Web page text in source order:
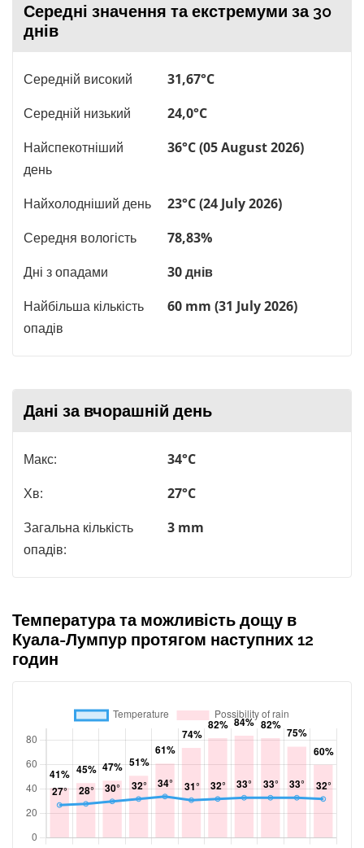
Середні значення та екстремуми за 30
днів
Середній високий
31,67°C
Середній низький
24,0°C
Найспекотніший
день
36°C (05 August 2026)
Найхолодніший день
23°C (24 July 2026)
Середня вологість
78,83%
Дні з опадами
30 днів
Найбільша кількість
опадів
60 mm (31 July 2026)
Дані за вчорашній день
Макс:
34°C
Хв:
27°C
Загальна кількість
опадів:
3 mm
Температура та можливість дощу в
Куала-Лумпур протягом наступних 12
годин